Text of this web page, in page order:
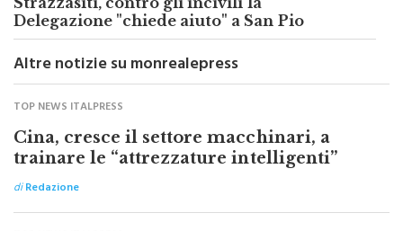
Altre notizie su monrealepress
TOP NEWS ITALPRESS
Cina, cresce il settore macchinari, a
trainare le “attrezzature intelligenti”
diRedazione
TOP NEWS ITALPRESS